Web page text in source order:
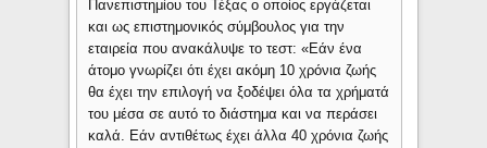
Πανεπιστημίου του Τέξας ο οποίος εργάζεται
και ως επιστημονικός σύμβουλος για την
εταιρεία που ανακάλυψε το τεστ: «Εάν ένα
άτομο γνωρίζει ότι έχει ακόμη 10 χρόνια ζωής
θα έχει την επιλογή να ξοδέψει όλα τα χρήματά
του μέσα σε αυτό το διάστημα και να περάσει
καλά. Εάν αντιθέτως έχει άλλα 40 χρόνια ζωής